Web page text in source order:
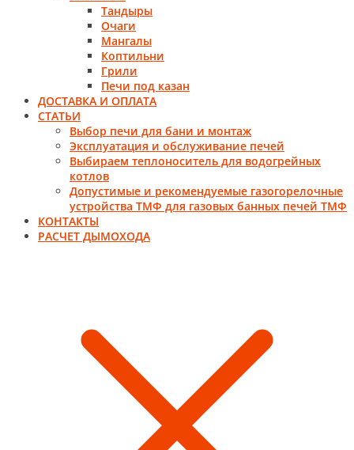
Тандыры
Очаги
Мангалы
Коптильни
Грили
Печи под казан
ДОСТАВКА И ОПЛАТА
СТАТЬИ
Выбор печи для бани и монтаж
Эксплуатация и обслуживание печей
Выбираем теплоноситель для водогрейных
котлов
Допустимые и рекомендуемые газогорелочные
устройства ТМФ для газовых банных печей ТМФ
КОНТАКТЫ
РАСЧЕТ ДЫМОХОДА